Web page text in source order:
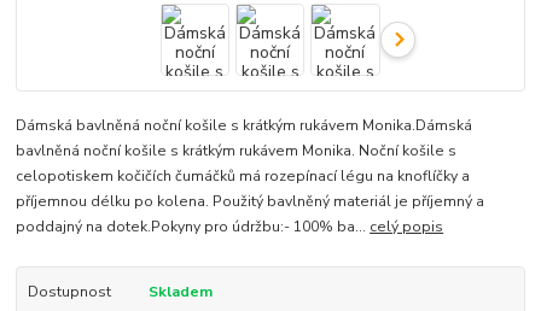
Dámská bavlněná noční košile s krátkým rukávem Monika.Dámská
bavlněná noční košile s krátkým rukávem Monika. Noční košile s
celopotiskem kočičích čumáčků má rozepínací légu na knoflíčky a
příjemnou délku po kolena. Použitý bavlněný materiál je příjemný a
poddajný na dotek.Pokyny pro údržbu:- 100% ba... celý popis
Dostupnost Skladem